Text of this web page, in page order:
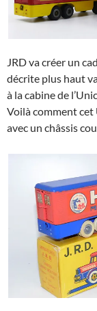
JRD va créer un
décrite plus haut
à la cabine de
Voilà comment cet
avec un châssis